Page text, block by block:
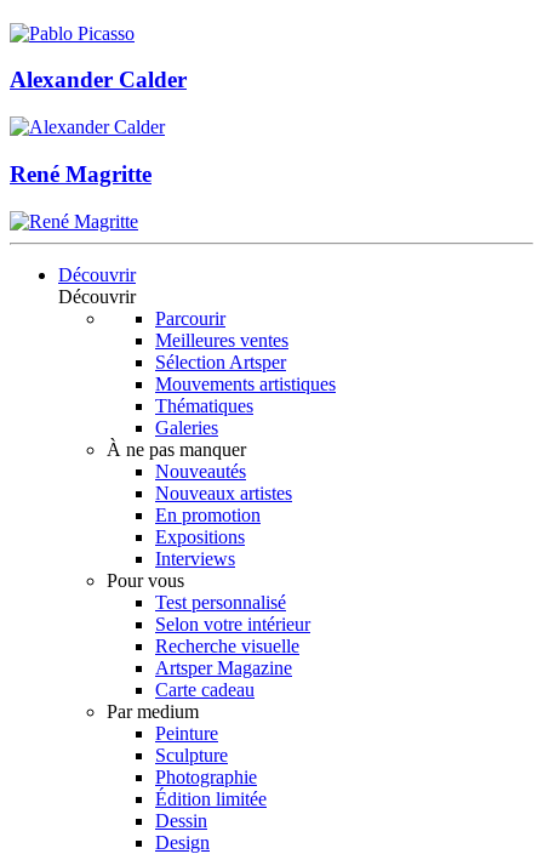
Alexander Calder
René Magritte
Découvrir
Découvrir
Parcourir
Meilleures ventes
Sélection Artsper
Mouvements artistiques
Thématiques
Galeries
À ne pas manquer
Nouveautés
Nouveaux artistes
En promotion
Expositions
Interviews
Pour vous
Test personnalisé
Selon votre intérieur
Recherche visuelle
Artsper Magazine
Carte cadeau
Par medium
Peinture
Sculpture
Photographie
Édition limitée
Dessin
Design